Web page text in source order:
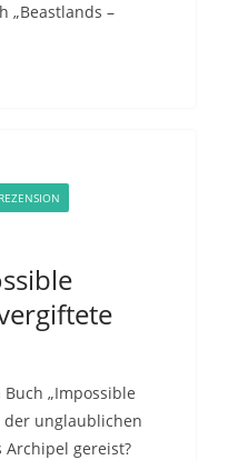
„Beastlands –
REZENSION
„Impossible
der unglaublichen
Archipel gereist?